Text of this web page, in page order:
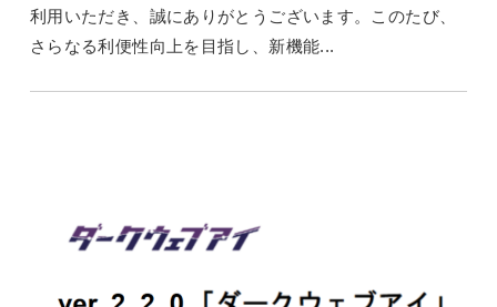
利用いただき、誠にありがとうございます。このたび、
さらなる利便性向上を目指し、新機能...